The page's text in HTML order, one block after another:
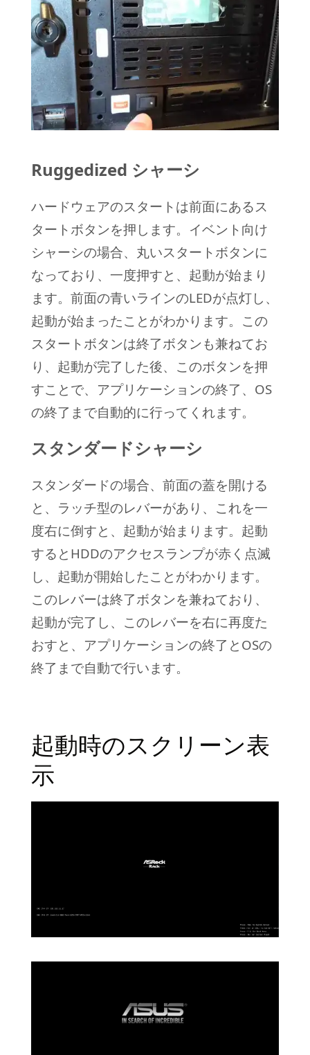
Ruggedized シャーシ
ハードウェアのスタートは前面にあるス
タートボタンを押します。イベント向け
シャーシの場合、丸いスタートボタンに
なっており、一度押すと、起動が始まり
ます。前面の青いラインのLEDが点灯し、
起動が始まったことがわかります。この
スタートボタンは終了ボタンも兼ねてお
り、起動が完了した後、このボタンを押
すことで、アプリケーションの終了、OS
の終了まで自動的に行ってくれます。
スタンダードシャーシ
スタンダードの場合、前面の蓋を開ける
と、ラッチ型のレバーがあり、これを一
度右に倒すと、起動が始まります。起動
するとHDDのアクセスランプが赤く点滅
し、起動が開始したことがわかります。
このレバーは終了ボタンを兼ねており、
起動が完了し、このレバーを右に再度た
おすと、アプリケーションの終了とOSの
終了まで自動で行います。
起動時のスクリーン表
示